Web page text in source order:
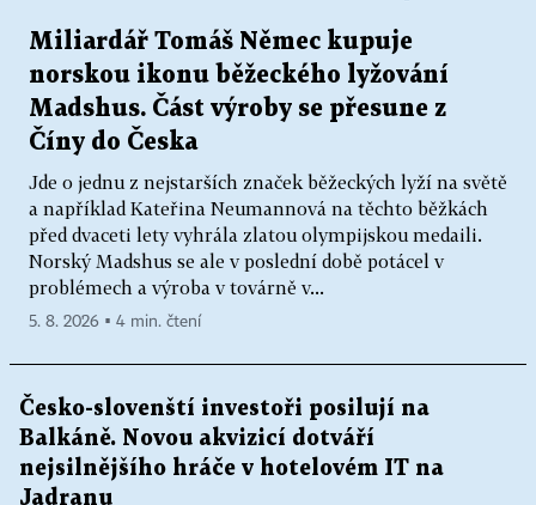
Miliardář Tomáš Němec kupuje
norskou ikonu běžeckého lyžování
Madshus. Část výroby se přesune z
Číny do Česka
Jde o jednu z nejstarších značek běžeckých lyží na světě
a například Kateřina Neumannová na těchto běžkách
před dvaceti lety vyhrála zlatou olympijskou medaili.
Norský Madshus se ale v poslední době potácel v
problémech a výroba v továrně v...
5. 8. 2026 ▪ 4 min. čtení
Česko-slovenští investoři posilují na
Balkáně. Novou akvizicí dotváří
nejsilnějšího hráče v hotelovém IT na
Jadranu